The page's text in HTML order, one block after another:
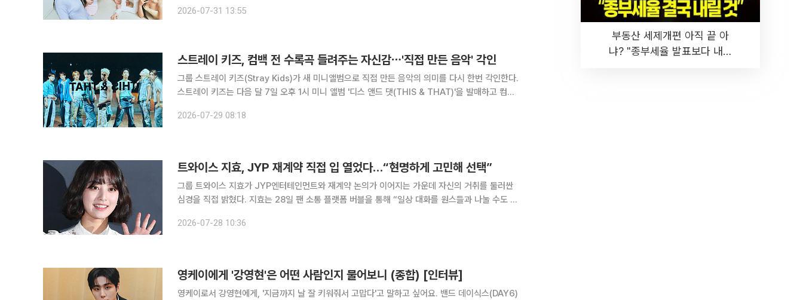
Valentine)'을 비롯해 기존 발매곡의 일본어 버전 등을
2026-07-31 13:55
스트레이 키즈, 컴백 전 수록곡 들려주는 자신감⋯'직접 만든 음악' 각인
그룹 스트레이 키즈(Stray Kids)가 새 미니앨범으로 직접 만든 음악의 의미를 다시 한번 각인한다.
스트레이 키즈는 다음 달 7일 오후 1시 미니 앨범 '디스 앤드 댓(THIS & THAT)'을 발매하고 컴백
뚜렷한 음악색을 리스너에게 각인시켜온 이
2026-07-29 08:18
트와이스 지효, JYP 재계약 직접 입 열었다…“현명하게 고민해 선택”
그룹 트와이스 지효가 JYP엔터테인먼트와 재계약 논의가 이어지는 가운데 자신의 거취를 둘러싼
심경을 직접 밝혔다. 지효는 28일 팬 소통 플랫폼 버블을 통해 “일상 대화를 원스들과 나눌 수도 있
는 팬들과 소통하기 전까지 많은 고민을 했다고 털어놨다. 이어
2026-07-28 10:36
영케이에게 '강영현'은 어떤 사람인지 물어보니 (종합) [인터뷰]
영케이로서 강영현에게, '지금까지 날 잘 키워줘서 고맙다'고 말하고 싶어요. 밴드 데이식스(DAY6)
부동산 세제개편 아직 끝 아
냐? "종부세율 발표보다 내릴